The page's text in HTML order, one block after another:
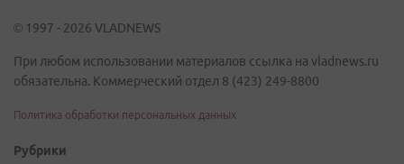
© 1997 - 2026 VLADNEWS
При любом использовании материалов ссылка на vladnews.ru
обязательна. Коммерческий отдел 8 (423) 249-8800
Политика обработки персональных данных
Рубрики